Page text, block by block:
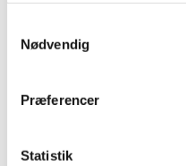
Nødvendig
Præferencer
Statistik
at indkalde til en
derfor til en
Indkaldelsen udsendes